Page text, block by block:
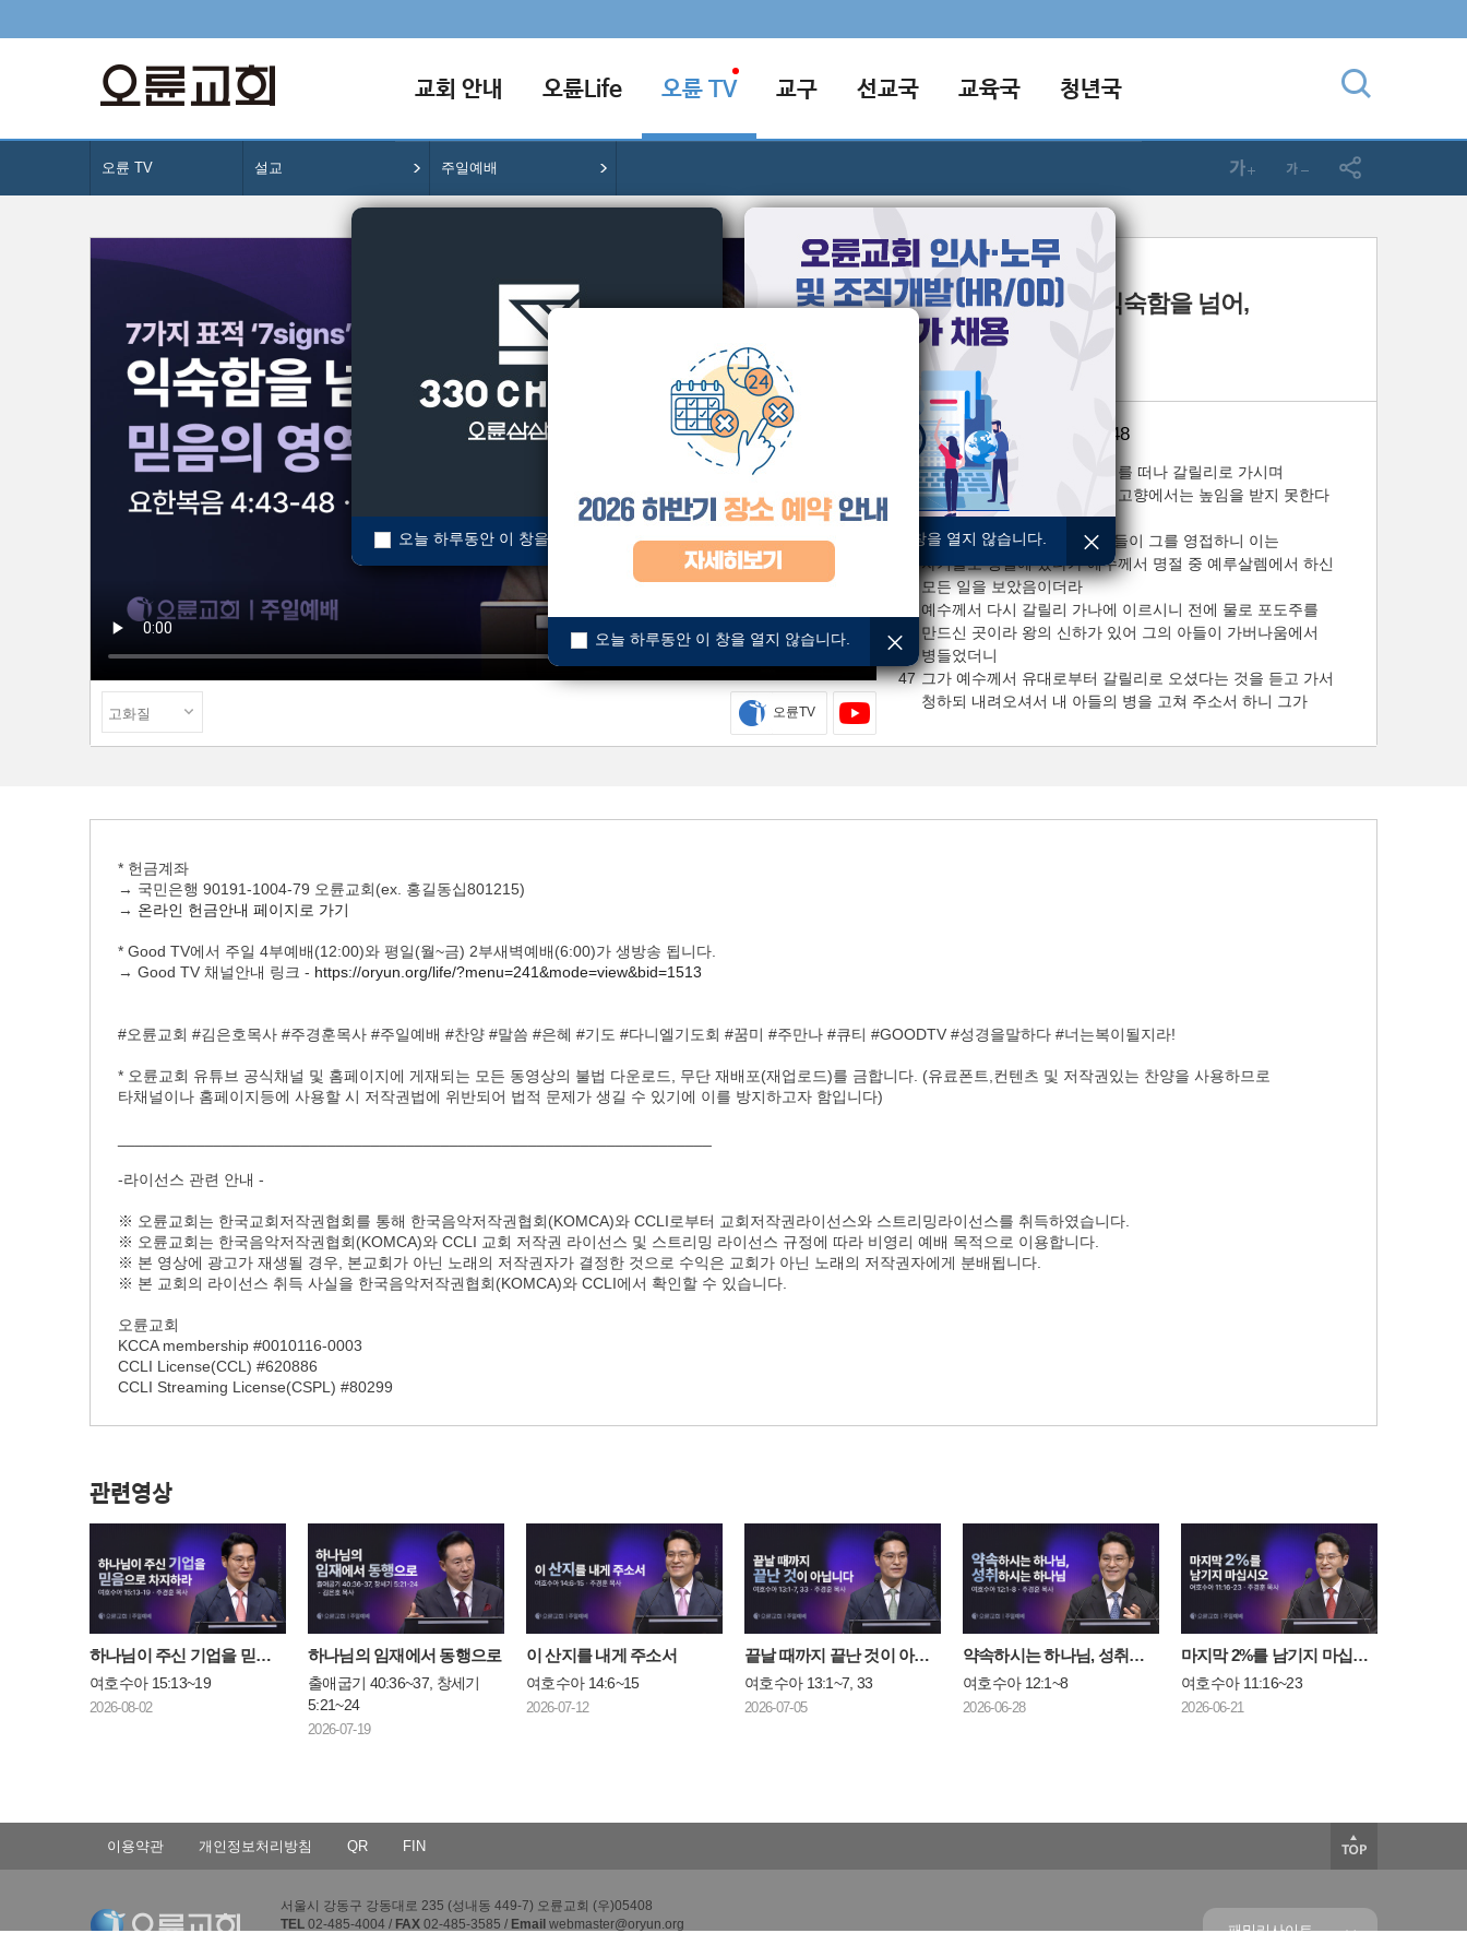
교회 안내 오륜Life 오륜 TV 교구 선교국 교육국 청년국
오륜 TV 설교 주일예배
오륜TV
[2025-10-19] 주일예배
7가지 표적 '7Signs' 익숙함을 넘어,
믿음의 영역으로
주경훈 목사
본문말씀: 요한복음 4:43-48
이틀이 지나매 예수께서 거기를 떠나 갈릴리로 가시며
친히 증언하시기를 선지자가 고향에서는 높임을 받지 못한다
하시고
갈릴리에 이르시매 갈릴리인들이 그를 영접하니 이는
자기들도 명절에 갔다가 예수께서 명절 중 예루살렘에서 하신
모든 일을 보았음이더라
예수께서 다시 갈릴리 가나에 이르시니 전에 물로 포도주를
만드신 곳이라 왕의 신하가 있어 그의 아들이 가버나움에서
병들었더니
47 그가 예수께서 유대로부터 갈릴리로 오셨다는 것을 듣고 가서
청하되 내려오셔서 내 아들의 병을 고쳐 주소서 하니 그가
48 예수께서 이르시되 너희는 표적과 기사를 보지 못하면 도무지
* 헌금계좌
→ 국민은행 90191-1004-79 오륜교회(ex. 홍길동십801215)
→ 온라인 헌금안내 페이지로 가기
* Good TV에서 주일 4부예배(12:00)와 평일(월~금) 2부새벽예배(6:00)가 생방송 됩니다.
→ Good TV 채널안내 링크 - https://oryun.org/life/?menu=241&mode=view&bid=1513
#오륜교회 #김은호목사 #주경훈목사 #주일예배 #찬양 #말씀 #은혜 #기도 #다니엘기도회 #꿈미 #주만나 #큐티 #GOODTV #성경을말하다 #너는복이될지라!
* 오륜교회 유튜브 공식채널 및 홈페이지에 게재되는 모든 동영상의 불법 다운로드, 무단 재배포(재업로드)를 금합니다. (유료폰트,컨텐츠 및 저작권있는 찬양을 사용하므로
타채널이나 홈페이지등에 사용할 시 저작권법에 위반되어 법적 문제가 생길 수 있기에 이를 방지하고자 함입니다)
-라이선스 관련 안내 -
※ 오륜교회는 한국교회저작권협회를 통해 한국음악저작권협회(KOMCA)와 CCLI로부터 교회저작권라이선스와 스트리밍라이선스를 취득하였습니다.
※ 오륜교회는 한국음악저작권협회(KOMCA)와 CCLI 교회 저작권 라이선스 및 스트리밍 라이선스 규정에 따라 비영리 예배 목적으로 이용합니다.
※ 본 영상에 광고가 재생될 경우, 본교회가 아닌 노래의 저작권자가 결정한 것으로 수익은 교회가 아닌 노래의 저작권자에게 분배됩니다.
※ 본 교회의 라이선스 취득 사실을 한국음악저작권협회(KOMCA)와 CCLI에서 확인할 수 있습니다.
오륜교회
KCCA membership #0010116-0003
CCLI License(CCL) #620886
CCLI Streaming License(CSPL) #80299
관련영상
하나님이 주신 기업을 믿음으로 차지하라
여호수아 15:13~19
2026-08-02
하나님의 임재에서 동행으로
출애굽기 40:36~37, 창세기
5:21~24
2026-07-19
이 산지를 내게 주소서
여호수아 14:6~15
2026-07-12
끝날 때까지 끝난 것이 아닙니다
여호수아 13:1~7, 33
2026-07-05
약속하시는 하나님, 성취하시는 하나님
여호수아 12:1~8
2026-06-28
마지막 2%를 남기지 마십시오
여호수아 11:16~23
2026-06-21
이용약관 개인정보처리방침 QR FIN
서울시 강동구 강동대로 235 (성내동 449-7) 오륜교회 (우)05408
TEL 02-485-4004 / FAX 02-485-3585 / Email webmaster@oryun.org
패밀리사이트
오늘 하루동안 이 창을 열지 않습니다. 오늘 하루동안 이 창을 열지 않습니다.
오늘 하루동안 이 창을 열지 않습니다.